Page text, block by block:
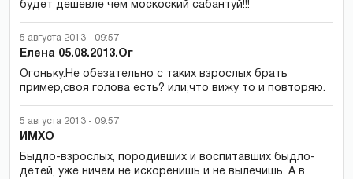
будет дешевле чем москоский сабантуй!!!
5 августа 2013 - 09:57
Елена 05.08.2013.Ог
Огоньку.Не обезательно с таких взрослых брать
пример,своя голова есть? или,что вижу то и повторяю.
5 августа 2013 - 09:57
ИМХО
Быдло-взрослых, породивших и воспитавших быдло-
детей, уже ничем не искоренишь и не вылечишь. А в